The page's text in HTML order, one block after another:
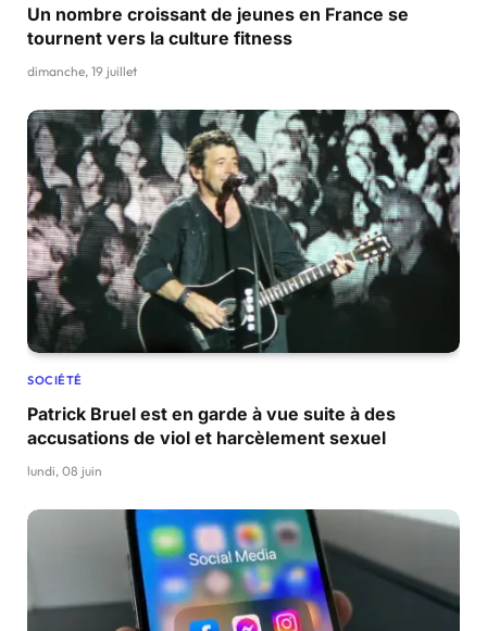
Un nombre croissant de jeunes en France se
tournent vers la culture fitness
dimanche, 19 juillet
SOCIÉTÉ
Patrick Bruel est en garde à vue suite à des
accusations de viol et harcèlement sexuel
lundi, 08 juin